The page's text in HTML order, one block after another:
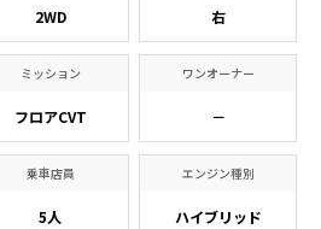
2WD 右
ミッション
フロアCVT
ワンオーナー
－
乗車店員
5人
エンジン種別
ハイブリッド